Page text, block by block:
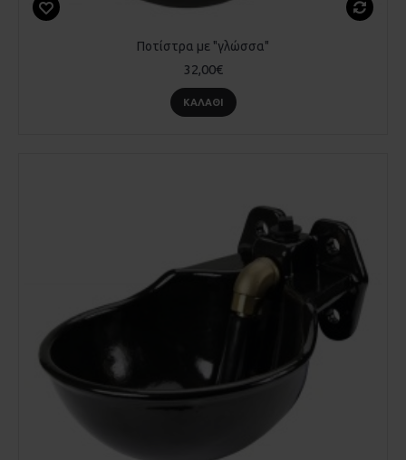
Ποτίστρα με "γλώσσα"
32,00€
ΚΑΛΆΘΙ